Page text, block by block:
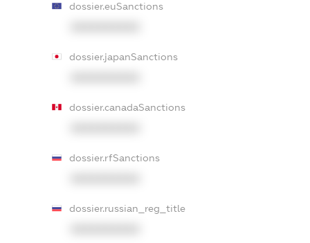
dossier.euSanctions
dossier.japanSanctions
dossier.canadaSanctions
dossier.rfSanctions
dossier.russian_reg_title